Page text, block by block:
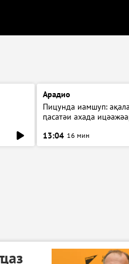
Арадио
Пицунда иамшуп:
ԥасатәи ахада
13:04 16 мин